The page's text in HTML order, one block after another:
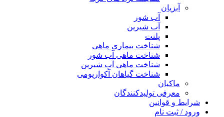
آبزیان
آب شور
آب شیرین
پلنت
شناخت بیماری ماهی
شناخت ماهی آب شور
شناخت ماهی آب شیرین
شناخت گیاهان آکواریومی
ماکیان
معرفی تولیدکنندگان
شرایط و قوانین
ورود / ثبت نام